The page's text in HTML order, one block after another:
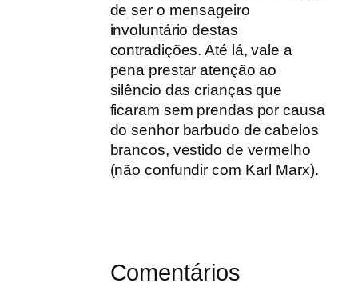
de ser o mensageiro
involuntário destas
contradições. Até lá, vale a
pena prestar atenção ao
silêncio das crianças que
ficaram sem prendas por causa
do senhor barbudo de cabelos
brancos, vestido de vermelho
(não confundir com Karl Marx).
Comentários